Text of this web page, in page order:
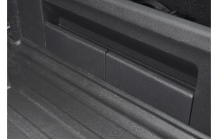
Bloc Lumini
Butoane Reglare Oglinzi
Seturi Butoane
Butoane Blocare/Deblocare
Buton Clapeta Rezervor
Buton Portbagaj
Alte Butoane/Comutatoare
Butoane Semnalizare